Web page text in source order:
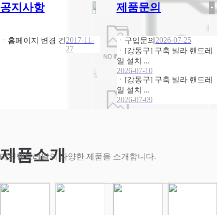
공지사항
ㆍ홈페이지 변경 건 2017-11-
27
제품문의
ㆍ구입문의 2026-07-25
ㆍ[강동구] 구축 빌라 핸드레
일 설치 ...
2026-07-10
ㆍ[강동구] 구축 빌라 핸드레
일 설치 ...
2026-07-09
제품소개
태진핸드레일의 다양한 제품을 소개합니다.